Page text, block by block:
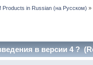
Products in Russian (на Русском) »
в версии 4 ?